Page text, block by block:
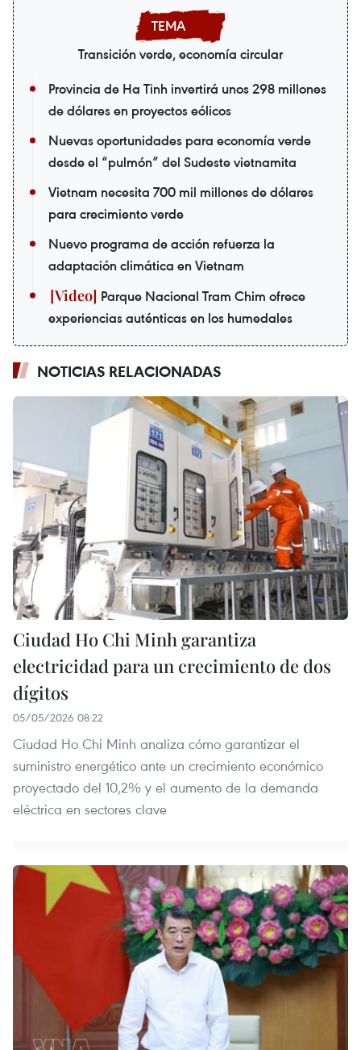
Transición verde, economía circular
Provincia de Ha Tinh invertirá unos 298 millones
de dólares en proyectos eólicos
Nuevas oportunidades para economía verde
desde el “pulmón” del Sudeste vietnamita
Vietnam necesita 700 mil millones de dólares
para crecimiento verde
Nuevo programa de acción refuerza la
adaptación climática en Vietnam
Parque Nacional Tram Chim ofrece
experiencias auténticas en los humedales
NOTICIAS RELACIONADAS
Ciudad Ho Chi Minh garantiza
electricidad para un crecimiento de dos
dígitos
05/05/2026 08:22
Ciudad Ho Chi Minh analiza cómo garantizar el
suministro energético ante un crecimiento económico
proyectado del 10,2% y el aumento de la demanda
eléctrica en sectores clave